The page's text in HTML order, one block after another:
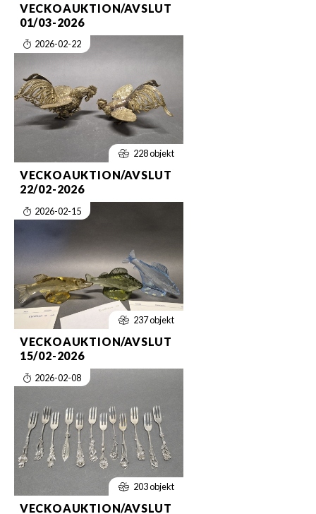
VECKOAUKTION/AVSLUT
01/03-2026
2026-02-22
228 objekt
VECKOAUKTION/AVSLUT
22/02-2026
2026-02-15
237 objekt
VECKOAUKTION/AVSLUT
15/02-2026
2026-02-08
203 objekt
VECKOAUKTION/AVSLUT